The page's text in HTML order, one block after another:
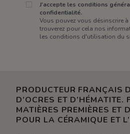
J'accepte les conditions
confidentialité.
Vous pouvez vous désinscrire
trouverez pour cela nos
les conditions d'utilisation du
PRODUCTEUR FRANÇAIS
D’OCRES ET D’HÉMATITE.
MATIÈRES PREMIÈRES ET
POUR LA CÉRAMIQUE ET